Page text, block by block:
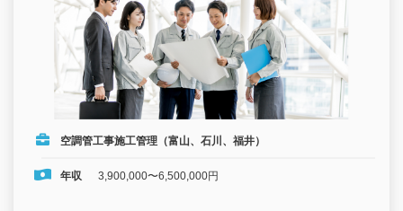
空調管工事施工管理（富山、石川、福井）
年収 3,900,000〜6,500,000円